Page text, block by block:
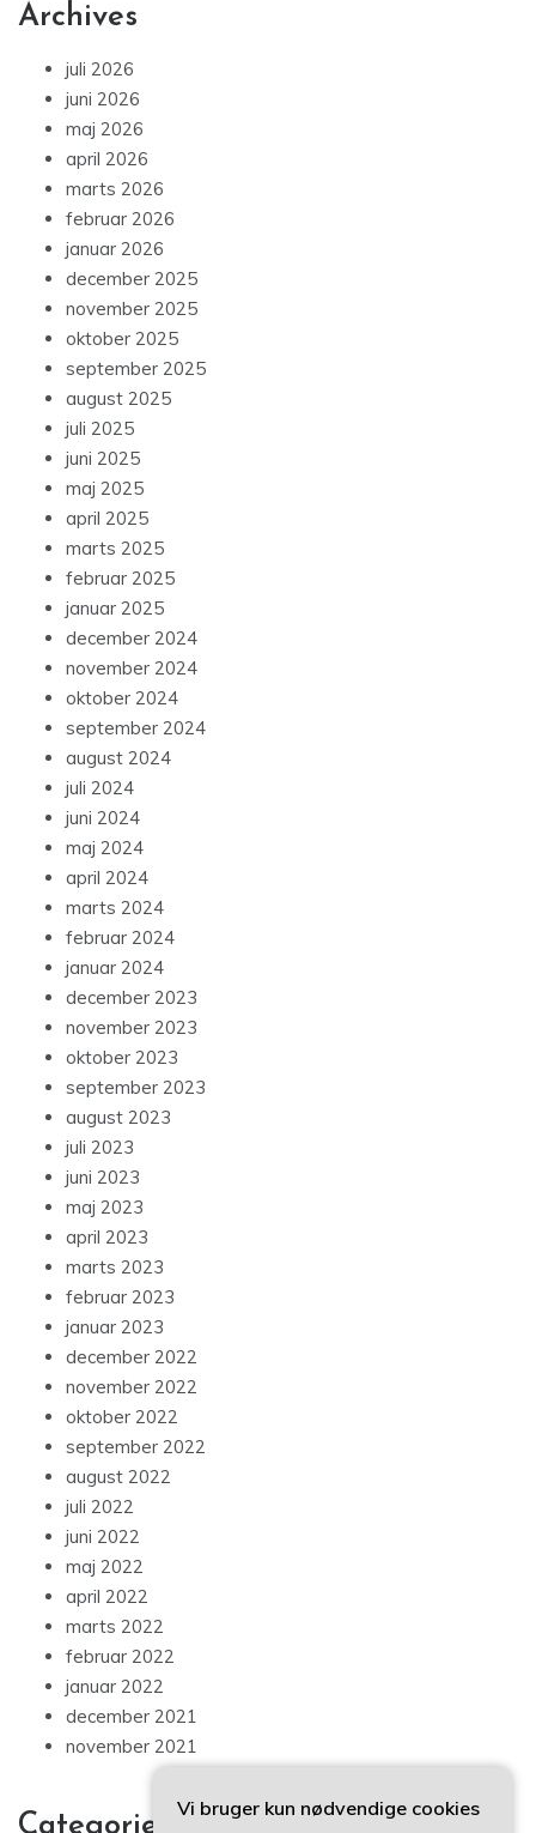
Archives
juli 2026
juni 2026
maj 2026
april 2026
marts 2026
februar 2026
januar 2026
december 2025
november 2025
oktober 2025
september 2025
august 2025
juli 2025
juni 2025
maj 2025
april 2025
marts 2025
februar 2025
januar 2025
december 2024
november 2024
oktober 2024
september 2024
august 2024
juli 2024
juni 2024
maj 2024
april 2024
marts 2024
februar 2024
januar 2024
december 2023
november 2023
oktober 2023
september 2023
august 2023
juli 2023
juni 2023
maj 2023
april 2023
marts 2023
februar 2023
januar 2023
december 2022
november 2022
oktober 2022
september 2022
august 2022
juli 2022
juni 2022
maj 2022
april 2022
marts 2022
februar 2022
januar 2022
december 2021
november 2021
Vi bruger kun nødvendige cookies